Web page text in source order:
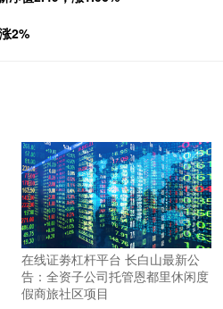
2%
在线证劵杠杆平台 长白山最新公
告：全资子公司托管恩都里休闲度
假商旅社区项目